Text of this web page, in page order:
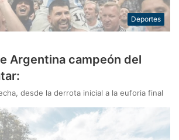
Deportes
Argentina campeón del
desde la derrota inicial a la euforia final